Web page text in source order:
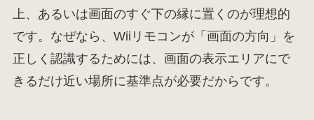
上、あるいは画面のすぐ下の縁に置くのが理想的
です。なぜなら、Wiiリモコンが「画面の方向」を
正しく認識するためには、画面の表示エリアにで
きるだけ近い場所に基準点が必要だからです。